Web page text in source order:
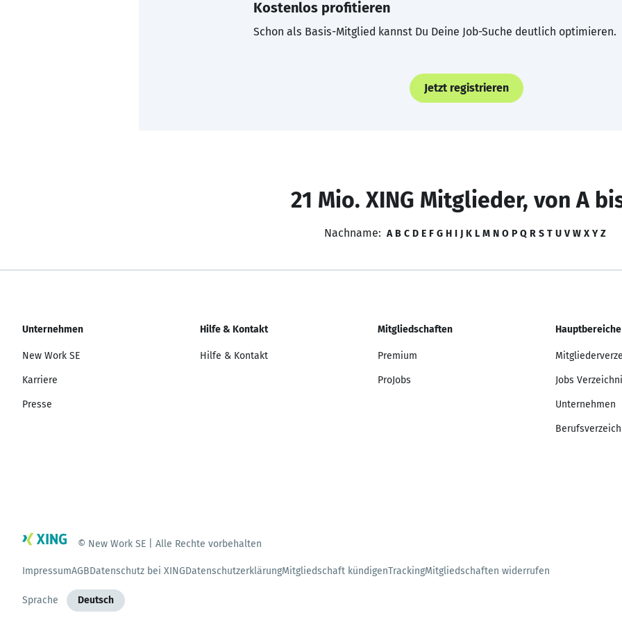
Kostenlos profitieren
Schon als Basis-Mitglied kannst Du Deine Job-Suche deutlich optimieren.
Jetzt registrieren
21 Mio. XING Mitglieder, von A
Nachname: A B C D E F G H I J K L M N O P Q R S T U V W X Y Z
Unternehmen
New Work SE
Karriere
Presse
Hilfe & Kontakt
Hilfe & Kontakt
Mitgliedschaften
Premium
ProJobs
Hauptbereiche
Jobs
Unternehmen
© New Work SE | Alle Rechte vorbehalten
ImpressumAGBDatenschutz bei XINGDatenschutzerklärungMitgliedschaft kündigenTrackingMitgliedschaften widerrufen
Sprache Deutsch